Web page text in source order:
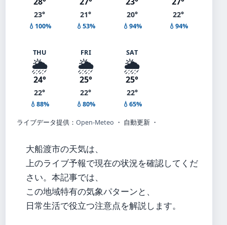
23°
💧100%
21°
💧53%
20°
💧94%
22°
💧94%
THU
🌦️
24°
22°
💧88%
FRI
🌦️
25°
22°
💧80%
SAT
🌦️
25°
22°
💧65%
ライブデータ提供： Open-Meteo ・ 自動更新 ・
大船渡市の天気は、
上のライブ予報で現在の状況を確認してくだ
さい。本記事では、
この地域特有の気象パターンと、
日常生活で役立つ注意点を解説します。